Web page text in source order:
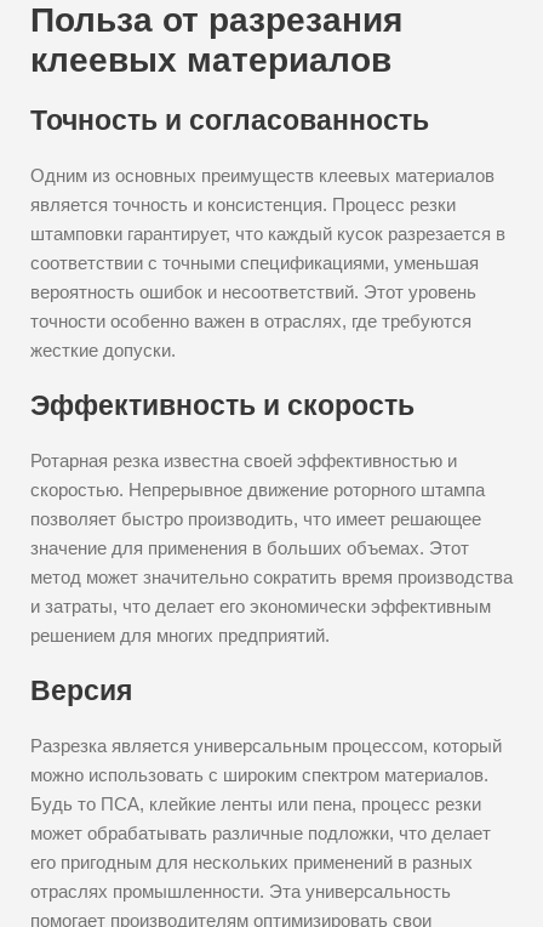
Польза от разрезания
клеевых материалов
Точность и согласованность
Одним из основных преимуществ клеевых материалов
является точность и консистенция. Процесс резки
штамповки гарантирует, что каждый кусок разрезается в
соответствии с точными спецификациями, уменьшая
вероятность ошибок и несоответствий. Этот уровень
точности особенно важен в отраслях, где требуются
жесткие допуски.
Эффективность и скорость
Ротарная резка известна своей эффективностью и
скоростью. Непрерывное движение роторного штампа
позволяет быстро производить, что имеет решающее
значение для применения в больших объемах. Этот
метод может значительно сократить время производства
и затраты, что делает его экономически эффективным
решением для многих предприятий.
Версия
Разрезка является универсальным процессом, который
можно использовать с широким спектром материалов.
Будь то ПСА, клейкие ленты или пена, процесс резки
может обрабатывать различные подложки, что делает
его пригодным для нескольких применений в разных
отраслях промышленности. Эта универсальность
помогает производителям оптимизировать свои